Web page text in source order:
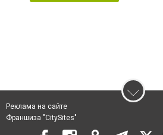
Реклама на сайте
Франшиза "CitySites"